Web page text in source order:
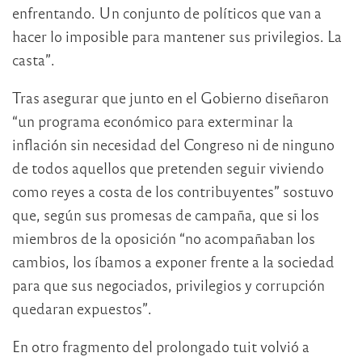
enfrentando. Un conjunto de políticos que van a
hacer lo imposible para mantener sus privilegios. La
casta”.
Tras asegurar que junto en el Gobierno diseñaron
“un programa económico para exterminar la
inflación sin necesidad del Congreso ni de ninguno
de todos aquellos que pretenden seguir viviendo
como reyes a costa de los contribuyentes” sostuvo
que, según sus promesas de campaña, que si los
miembros de la oposición “no acompañaban los
cambios, los íbamos a exponer frente a la sociedad
para que sus negociados, privilegios y corrupción
quedaran expuestos”.
En otro fragmento del prolongado tuit volvió a